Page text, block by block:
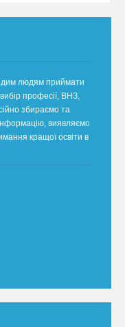
людям приймати
професії, ВНЗ,
збираємо та
виявляємо
кращої освіти в